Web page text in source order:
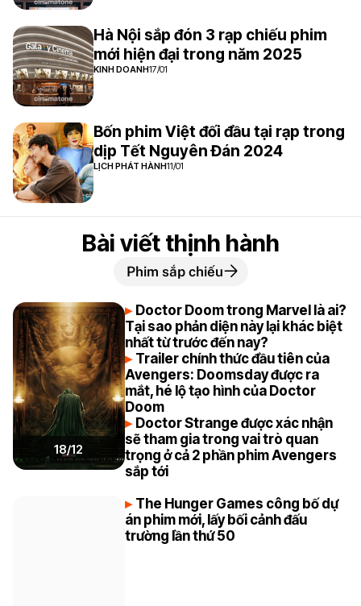
Hà Nội sắp đón 3 rạp chiếu phim
mới hiện đại trong năm 2025
KINH DOANH17/01
Bốn phim Việt đối đầu tại rạp trong
dịp Tết Nguyên Đán 2024
LỊCH PHÁT HÀNH11/01
Bài viết thịnh hành
Phim sắp chiếu
18/12
Doctor Doom trong Marvel là ai?
Tại sao phản diện này lại khác biệt
nhất từ trước đến nay?
Trailer chính thức đầu tiên của
Avengers: Doomsday được ra
mắt, hé lộ tạo hình của Doctor
Doom
Doctor Strange được xác nhận
sẽ tham gia trong vai trò quan
trọng ở cả 2 phần phim Avengers
sắp tới
The Hunger Games công bố dự
án phim mới, lấy bối cảnh đấu
trường lần thứ 50